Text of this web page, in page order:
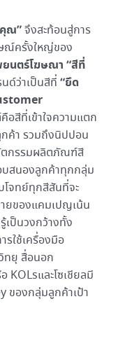
ณ”จึงสะท้อนสู่การ
ณ์ครั้งใหญ่ของ
นตร์โฆษณา “สีที่
ด์ว่าเป็นสีที่ “ยึด
อสีที่เข้าใจความแตก
ค้า รวมถึงนิปปอน
ตกรรมผลิตภัณฑ์สี
บสนองลูกค้าทุกกลุ่ม
โจทย์ทุกสีสันที่จะ
ายของแคมเปญเน้น
ป็นวงกว้างทั้ง
ใช้เครื่องมือ
ทยุ สื่อนอก
KOLsและโซเชียลมี
ของกลุ่มลูกค้าเป้า